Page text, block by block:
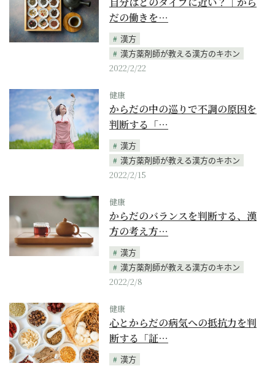
だの働きを…
漢方
漢方薬剤師が教える漢方のキホン
2022/2/22
健康
からだの中の巡りで不調の原因を
判断する「…
漢方
漢方薬剤師が教える漢方のキホン
2022/2/15
健康
からだのバランスを判断する、漢
方の考え方…
漢方
漢方薬剤師が教える漢方のキホン
2022/2/8
健康
心とからだの病気への抵抗力を判
断する「証…
漢方